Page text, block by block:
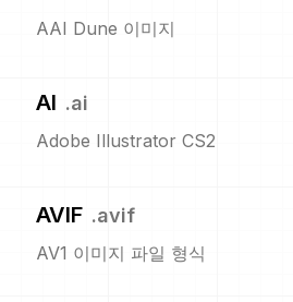
AAI Dune 이미지
AI .ai
Adobe Illustrator CS2
AVIF .avif
AV1 이미지 파일 형식